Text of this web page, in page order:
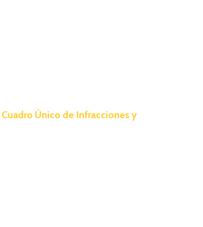
Único de Infracciones y